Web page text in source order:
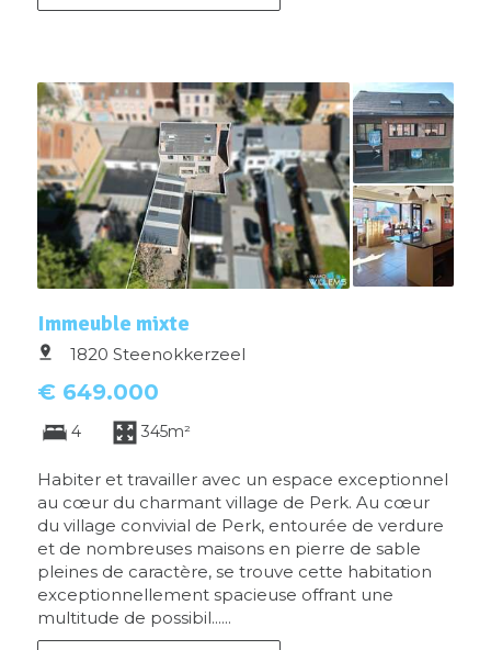
Immeuble mixte
1820 Steenokkerzeel
€ 649.000
4 345m²
Habiter et travailler avec un espace exceptionnel
au cœur du charmant village de Perk. Au cœur
du village convivial de Perk, entourée de verdure
et de nombreuses maisons en pierre de sable
pleines de caractère, se trouve cette habitation
exceptionnellement spacieuse offrant une
multitude de possibil......